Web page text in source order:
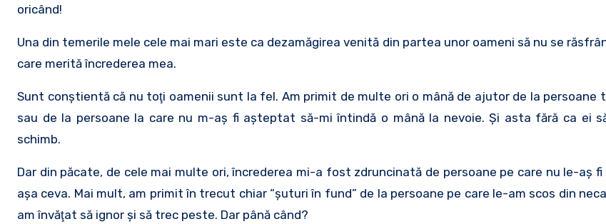
oricând!
Una din temerile mele cele mai mari este ca dezamăgirea venită din partea unor oameni să nu se
care merită încrederea mea.
Sunt conştientă că nu toţi oamenii sunt la fel. Am primit de multe ori o mână de ajutor de la persoane
sau de la persoane la care nu m-aş fi aşteptat să-mi întindă o mână la nevoie. Şi asta fără ca ei
schimb.
Dar din păcate, de cele mai multe ori, încrederea mi-a fost zdruncinată de persoane pe care nu le-aş
aşa ceva. Mai mult, am primit în trecut chiar “şuturi în fund” de la persoane pe care le-am scos din
am învăţat să ignor şi să trec peste. Dar până când?